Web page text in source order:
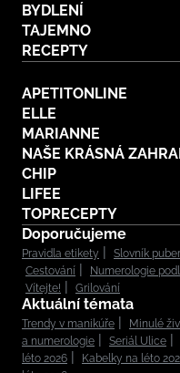
BYDLENÍ
TAJEMNO
RECEPTY
APETITONLINE
ELLE
MARIANNE
NAŠE KRÁSNÁ
CHIP
LIFEE
TOPRECEPTY
Doporučujeme
Pravidla etikety Slovník
Cestování
Numerologie
Vítejte!
Grilování
Aktuální témata
Trendy v manikúře Minulé
a numerologie
Seriál Ulice
léto 2026
Kabelky na léto